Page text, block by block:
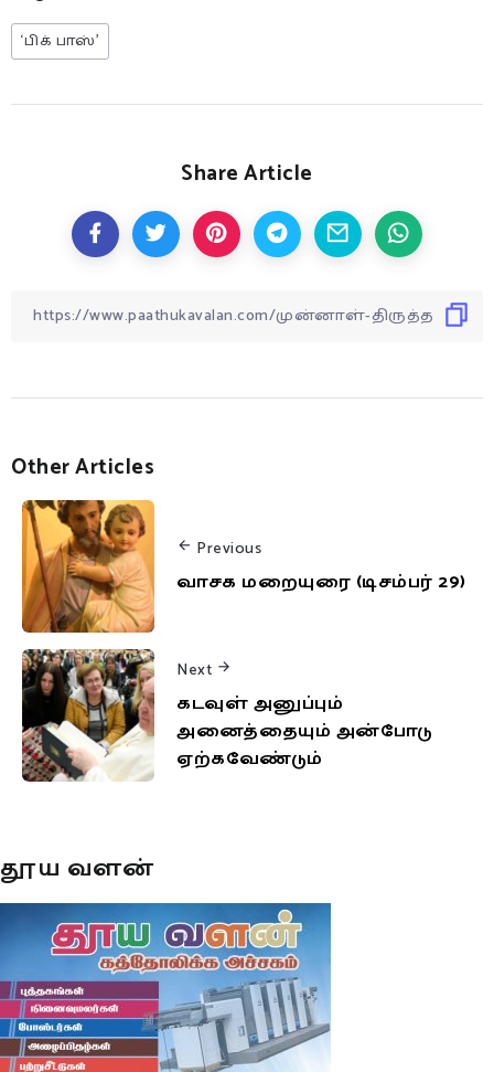
‘பிக் பாஸ்’
Share Article
Other Articles
Previous
வாசக மறையுரை (டிசம்பர் 29)
Next
கடவுள் அனுப்பும்
அனைத்தையும் அன்போடு
ஏற்கவேண்டும்
தூய வளன்